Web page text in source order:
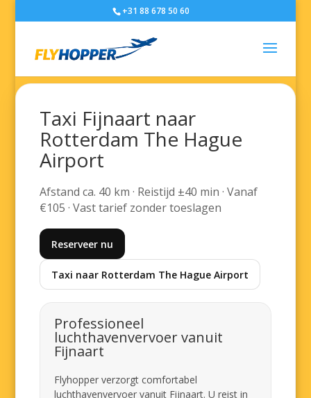
+31 88 678 50 60
Taxi Fijnaart naar
Rotterdam The Hague
Airport
Afstand ca. 40 km · Reistijd ±40 min · Vanaf
€105 · Vast tarief zonder toeslagen
Reserveer nu
Taxi naar Rotterdam The Hague Airport
Professioneel
luchthavenvervoer vanuit
Fijnaart
Flyhopper verzorgt comfortabel
luchthavenvervoer vanuit Fijnaart. U reist in